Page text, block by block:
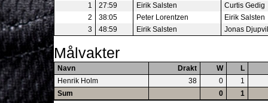
1
27:59 Eirik Salsten
Curtis Gedig
2
38:05 Peter Lorentzen
Eirik Salsten
3
48:59 Eirik Salsten Jonas
Målvakter
Navn Drakt W
L
Henrik Holm
38 0
1
Sum
0 1